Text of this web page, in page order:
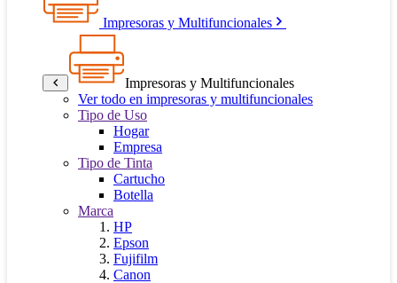
Impresoras y Multifuncionales
Impresoras y Multifuncionales
Ver todo en impresoras y multifuncionales
Tipo de Uso
Hogar
Empresa
Tipo de Tinta
Cartucho
Botella
Marca
HP
Epson
Fujifilm
Canon